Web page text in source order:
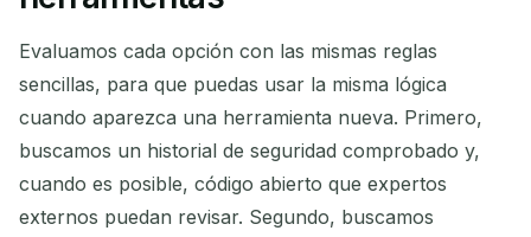
Evaluamos cada opción con las mismas reglas
sencillas, para que puedas usar la misma lógica
cuando aparezca una herramienta nueva. Primero,
buscamos un historial de seguridad comprobado y,
cuando es posible, código abierto que expertos
externos puedan revisar. Segundo, buscamos